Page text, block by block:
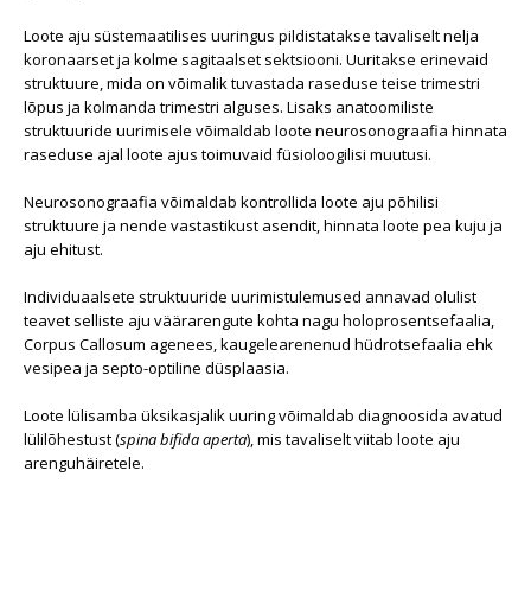
Loote aju süstemaatilises uuringus pildistatakse tavaliselt nelja
koronaarset ja kolme sagitaalset sektsiooni. Uuritakse erinevaid
struktuure, mida on võimalik tuvastada raseduse teise trimestri
lõpus ja kolmanda trimestri alguses. Lisaks anatoomiliste
struktuuride uurimisele võimaldab loote neurosonograafia hinnata
raseduse ajal loote ajus toimuvaid füsioloogilisi muutusi.
Neurosonograafia võimaldab kontrollida loote aju põhilisi
struktuure ja nende vastastikust asendit, hinnata loote pea kuju ja
aju ehitust.
Individuaalsete struktuuride uurimistulemused annavad olulist
teavet selliste aju väärarengute kohta nagu holoprosentsefaalia,
Corpus Callosum agenees, kaugelearenenud hüdrotsefaalia ehk
vesipea ja septo-optiline düsplaasia.
Loote lülisamba üksikasjalik uuring võimaldab diagnoosida avatud
lülilõhestust (spina bifida aperta), mis tavaliselt viitab loote aju
arenguhäiretele.